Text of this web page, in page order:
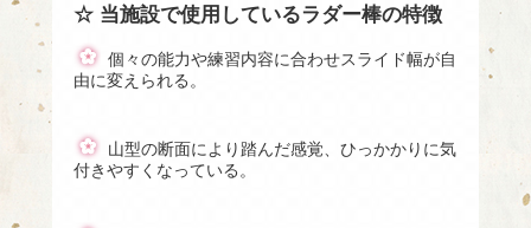
☆ 当施設で使用しているラダー棒の特徴
個々の能力や練習内容に合わせスライド幅が自
由に変えられる。
山型の断面により踏んだ感覚、ひっかかりに気
付きやすくなっている。